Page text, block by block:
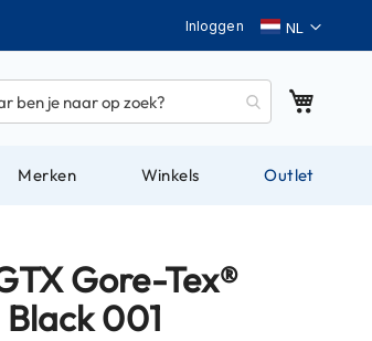
Taal
Inloggen
Merken Winkels Outlet
Gore-Tex®
001